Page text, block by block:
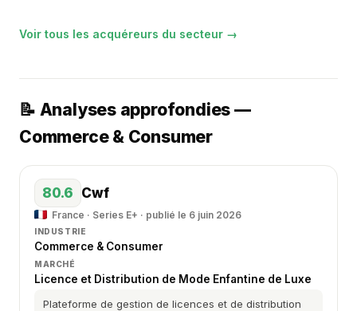
Voir tous les acquéreurs du secteur →
📝 Analyses approfondies —
Commerce & Consumer
80.6 Cwf
France · Series E+ · publié le 6 juin 2026
INDUSTRIE
Commerce & Consumer
MARCHÉ
Licence et Distribution de Mode Enfantine de Luxe
Plateforme de gestion de licences et de distribution